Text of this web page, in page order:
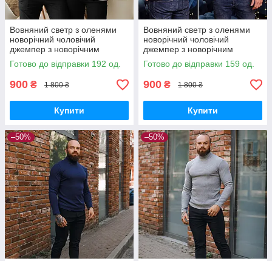
Вовняний светр з оленями
новорічний чоловічий
джемпер з новорічним
принтом білий
Готово до відправки 192 од.
900 ₴ 1 800 ₴
Купити
Вовняний светр з оленями
новорічний чоловічий
джемпер з новорічним
принтом чорний
Готово до відправки 159 од.
900 ₴ 1 800 ₴
Купити
–50% –50%